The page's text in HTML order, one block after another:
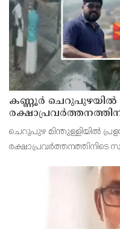
കണ്ണൂർ ചെറുപുഴയിൽ
രാജേഷിൻ്റെ
കാണിച്ചതായി
ചെറുപുഴ മിന്തുള്ളിയിൽ
രക്ഷാപ്രവർത്തനത്തിനിടെ
മൃതദേഹം